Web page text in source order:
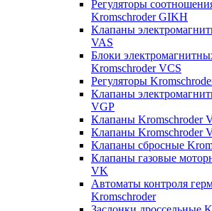
Регуляторы
Kromschroder GIKH
Клапаны
VAS
Блоки
Kromschroder VCS
Регуляторы
Клапаны
VGP
Клапаны Kromschroder
Клапаны Kromschroder
Клапаны сбросные
Клапаны газовые
VK
Автоматы контроля
Kromschroder